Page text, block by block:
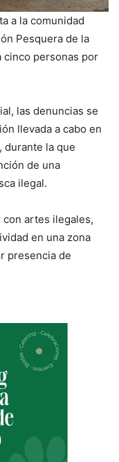
a la comunidad
Pesquera de la
cinco personas por
las denuncias se
llevada a cabo en
durante la que
de una
ilegal.
con artes ilegales,
en una zona
presencia de